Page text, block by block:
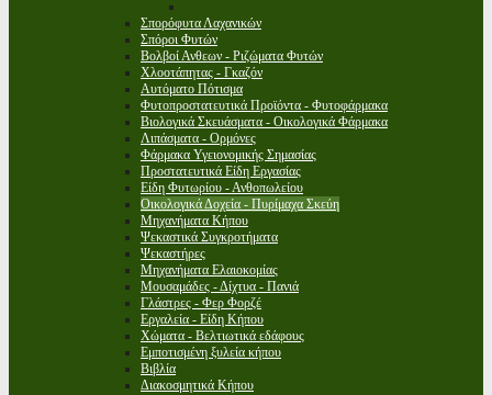
Σπορόφυτα Λαχανικών
Σπόροι Φυτών
Βολβοί Ανθεων - Ριζώματα Φυτών
Χλοοτάπητας - Γκαζόν
Αυτόματο Πότισμα
Φυτοπροστατευτικά Προϊόντα - Φυτοφάρμακα
Βιολογικά Σκευάσματα - Οικολογικά Φάρμακα
Λιπάσματα - Ορμόνες
Φάρμακα Υγειονομικής Σημασίας
Προστατευτικά Είδη Εργασίας
Είδη Φυτωρίου - Ανθοπωλείου
Οικολογικά Δοχεία - Πυρίμαχα Σκεύη
Μηχανήματα Κήπου
Ψεκαστικά Συγκροτήματα
Ψεκαστήρες
Μηχανήματα Ελαιοκομίας
Μουσαμάδες - Δίχτυα - Πανιά
Γλάστρες - Φερ Φορζέ
Εργαλεία - Είδη Κήπου
Χώματα - Βελτιωτικά εδάφους
Εμποτισμένη ξυλεία κήπου
Βιβλία
Διακοσμητικά Κήπου